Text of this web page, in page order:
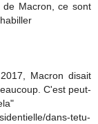
de Macron, ce sont
Macron disait
C'est peut-
dans-tetu-